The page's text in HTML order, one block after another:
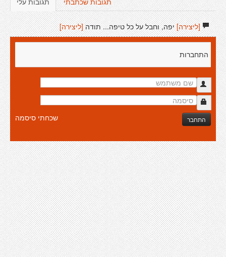
[ליצירה]יפה, וחבל על כל טיפה... תודה [ליצירה]
התחברות
התחבר שכחתי סיסמה